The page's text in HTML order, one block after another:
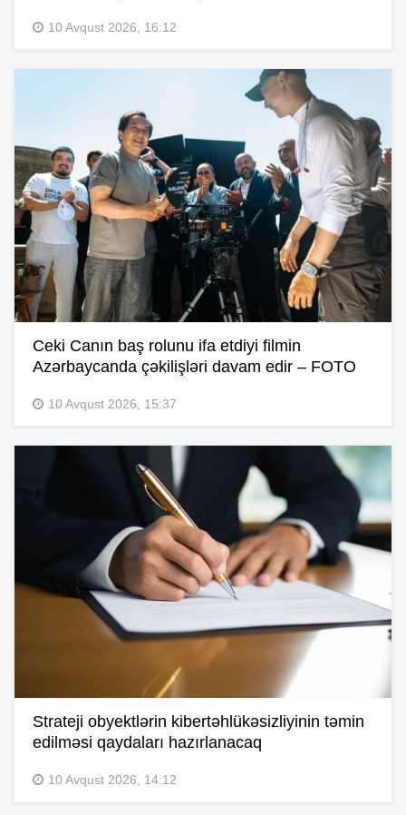
10 Avqust 2026, 16:12
Ceki Canın baş rolunu ifa etdiyi filmin
Azərbaycanda çəkilişləri davam edir – FOTO
10 Avqust 2026, 15:37
Strateji obyektlərin kibertəhlükəsizliyinin təmin
edilməsi qaydaları hazırlanacaq
10 Avqust 2026, 14:12